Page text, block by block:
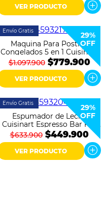
VER PRODUCTO
Envío Gratis
29%
OFF
Maquina Para Postres
Congelados 5 en 1 Cuisinart
ICE-FD10C Blanca
$1.097.900 $779.900
VER PRODUCTO
Envío Gratis
29%
OFF
Espumador de Leche
Cuisinart Espresso Bar FR-
16C Negro
$633.900 $449.900
VER PRODUCTO